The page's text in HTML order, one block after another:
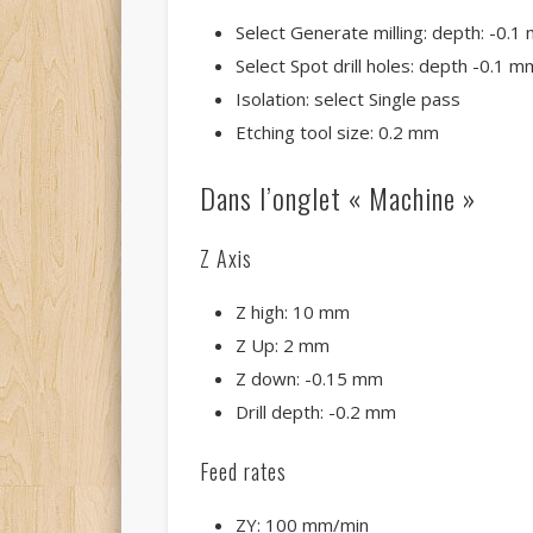
Select Generate milling: depth: -0.1
Select Spot drill holes: depth -0.1
Isolation: select Single pass
Etching tool size: 0.2 mm
Dans l’onglet « Machine »
Z Axis
Z high: 10 mm
Z Up: 2 mm
Z down: -0.15 mm
Drill depth: -0.2 mm
Feed rates
ZY: 100 mm/min